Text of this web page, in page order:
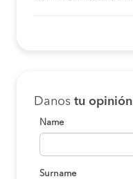
Danos tu opinión
Name
Surname